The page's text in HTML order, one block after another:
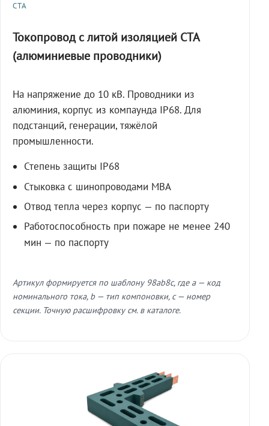
СТА
Токопровод с литой изоляцией СТА
(алюминиевые проводники)
На напряжение до 10 кВ. Проводники из
алюминия, корпус из компаунда IP68. Для
подстанций, генерации, тяжёлой
промышленности.
Степень защиты IP68
Стыковка с шинопроводами МВА
Отвод тепла через корпус — по паспорту
Работоспособность при пожаре не менее 240
мин — по паспорту
Артикул формируется по шаблону 98ab8c, где a — код
номинального тока, b — тип компоновки, c — номер
секции. Точную расшифровку см. в каталоге.